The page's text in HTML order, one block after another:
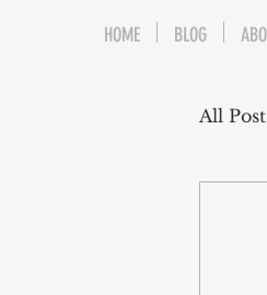
All
HOME BLOG